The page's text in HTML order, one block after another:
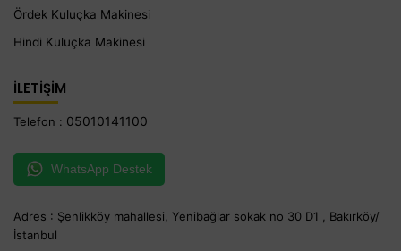
Ördek Kuluçka Makinesi
Hindi Kuluçka Makinesi
İLETİŞİM
Telefon : 05010141100
WhatsApp Destek
Adres : Şenlikköy mahallesi, Yenibağlar sokak no 30 D1 , Bakırköy/
İstanbul